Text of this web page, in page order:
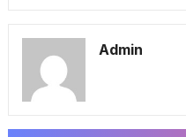
Admin